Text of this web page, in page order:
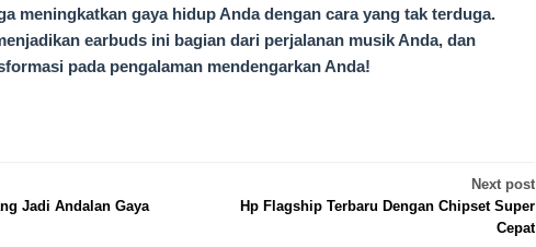
meningkatkan gaya hidup Anda dengan cara yang tak terduga.
earbuds ini bagian dari perjalanan musik Anda, dan
pada pengalaman mendengarkan Anda!
Jadi Andalan Gaya
Next post
Hp Flagship Terbaru Dengan Chipset Super
Cepat